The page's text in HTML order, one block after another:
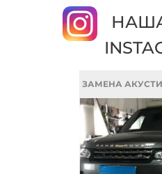
ЗАМЕНА